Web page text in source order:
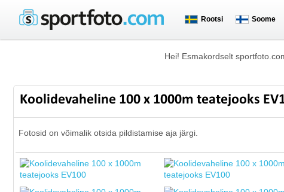
Rootsi Soome
Hei! Esmakordselt
Koolidevaheline 100 x 1000m teatejooks
Fotosid on võimalik otsida pildistamise aja järgi.